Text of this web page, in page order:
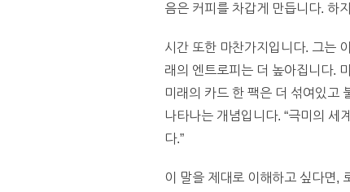
음은 커피를 차갑게 만듭니다. 하
시간 또한 마찬가지입니다. 그는
래의 엔트로피는 더 높아집니다.
미래의 카드 한 팩은 더 섞여있고
나타나는 개념입니다. “극미의 세
다.”
이 말을 제대로 이해하고 싶다면,